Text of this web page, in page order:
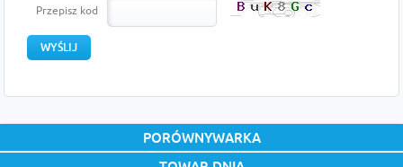
Przepisz kod
PORÓWNYWARKA